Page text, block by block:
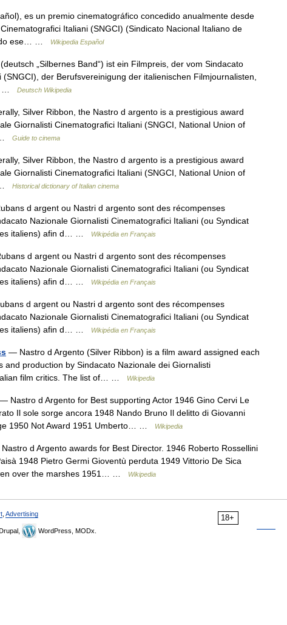
es un premio cinematográfico concedido anualmente desde
Italiani (SNGCI) (Sindicato Nacional Italiano de
ese… …
Wikipedia Español
„Silbernes Band“) ist ein Filmpreis, der vom Sindacato
der Berufsvereinigung der italienischen Filmjournalisten,
…
Deutsch Wikipedia
Silver Ribbon, the Nastro d argento is a prestigious award
Giornalisti Cinematografici Italiani (SNGCI, National Union of
…
Guide to cinema
Silver Ribbon, the Nastro d argento is a prestigious award
Giornalisti Cinematografici Italiani (SNGCI, National Union of
…
Historical dictionary of Italian cinema
d argent ou Nastri d argento sont des récompenses
Nazionale Giornalisti Cinematografici Italiani (ou Syndicat
italiens) afin d… …
Wikipédia en Français
d argent ou Nastri d argento sont des récompenses
Nazionale Giornalisti Cinematografici Italiani (ou Syndicat
italiens) afin d… …
Wikipédia en Français
d argent ou Nastri d argento sont des récompenses
Nazionale Giornalisti Cinematografici Italiani (ou Syndicat
italiens) afin d… …
Wikipédia en Français
— Nastro d Argento (Silver Ribbon) is a film award assigned each
production by Sindacato Nazionale dei Giornalisti
film critics. The list of… …
Wikipedia
Nastro d Argento for Best supporting Actor 1946 Gino Cervi Le
Il sole sorge ancora 1948 Nando Bruno Il delitto di Giovanni
1950 Not Award 1951 Umberto… …
Wikipedia
d Argento awards for Best Director. 1946 Roberto Rossellini
1948 Pietro Germi Gioventù perduta 1949 Vittorio De Sica
over the marshes 1951… …
Wikipedia
18+
Advertising
WordPress, MODx.